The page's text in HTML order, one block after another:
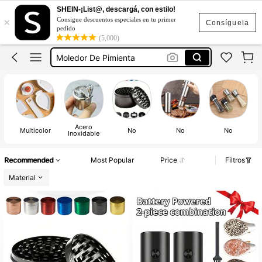
Consíguela
×
SHEIN-¡List@, descargá, con estilo!
Consigue descuentos especiales en tu primer
pedido
(5,000)
Moledor De Hierba
Molino De Pimienta
Grinder
Moledor De Pimienta
Moledor De Hierba
Molino De Pimienta
Multicolor Acero
Inoxidable No No No
Recommended Most Popular Price
Filtros
Material